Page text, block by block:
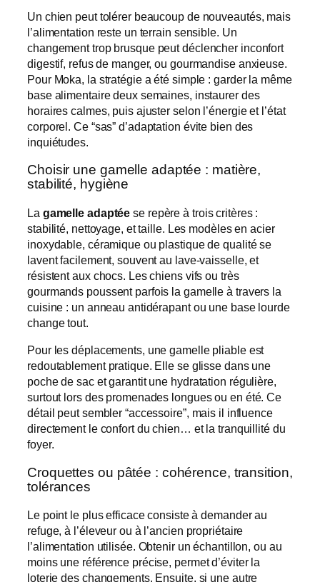
Un chien peut tolérer beaucoup de nouveautés, mais
l’alimentation reste un terrain sensible. Un
changement trop brusque peut déclencher inconfort
digestif, refus de manger, ou gourmandise anxieuse.
Pour Moka, la stratégie a été simple : garder la même
base alimentaire deux semaines, instaurer des
horaires calmes, puis ajuster selon l’énergie et l’état
corporel. Ce “sas” d’adaptation évite bien des
inquiétudes.
Choisir une gamelle adaptée : matière,
stabilité, hygiène
La gamelle adaptée se repère à trois critères :
stabilité, nettoyage, et taille. Les modèles en acier
inoxydable, céramique ou plastique de qualité se
lavent facilement, souvent au lave-vaisselle, et
résistent aux chocs. Les chiens vifs ou très
gourmands poussent parfois la gamelle à travers la
cuisine : un anneau antidérapant ou une base lourde
change tout.
Pour les déplacements, une gamelle pliable est
redoutablement pratique. Elle se glisse dans une
poche de sac et garantit une hydratation régulière,
surtout lors des promenades longues ou en été. Ce
détail peut sembler “accessoire”, mais il influence
directement le confort du chien… et la tranquillité du
foyer.
Croquettes ou pâtée : cohérence, transition,
tolérances
Le point le plus efficace consiste à demander au
refuge, à l’éleveur ou à l’ancien propriétaire
l’alimentation utilisée. Obtenir un échantillon, ou au
moins une référence précise, permet d’éviter la
loterie des changements. Ensuite, si une autre